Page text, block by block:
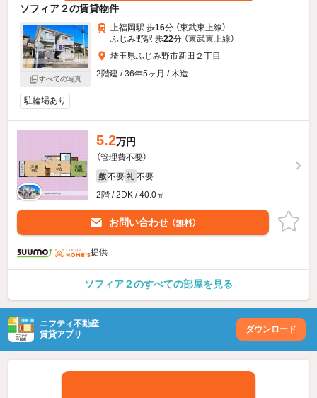
ソフィア２の賃貸物件
すべての写真
上福岡駅 歩16分 （東武東上線）
ふじみ野駅 歩22分 （東武東上線）
埼玉県ふじみ野市新田２丁目
2階建 / 36年5ヶ月 / 木造
駐輪場あり
5.2万円
（管理費不要）
敷 不要 礼 不要
2階 / 2DK / 40.0㎡
お問い合わせ （無料）
提供
ソフィア２のすべての部屋を見る
ニフティ不動産
賃貸アプリ
ダウンロード